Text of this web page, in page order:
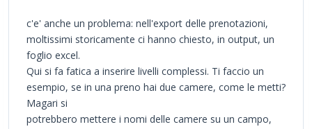
c'e' anche un problema: nell'export delle prenotazioni,
moltissimi storicamente ci hanno chiesto, in output, un
foglio excel.
Qui si fa fatica a inserire livelli complessi. Ti faccio un
esempio, se in una preno hai due camere, come le metti?
Magari si
potrebbero mettere i nomi delle camere su un campo,